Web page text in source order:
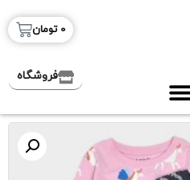
0 تومان
فروشگاه